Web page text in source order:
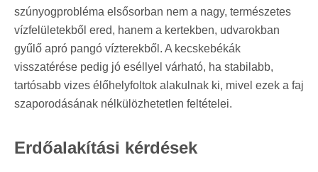
szúnyogprobléma elsősorban nem a nagy, természetes
vízfelületekből ered, hanem a kertekben, udvarokban
gyűlő apró pangó vízterekből. A kecskebékák
visszatérése pedig jó eséllyel várható, ha stabilabb,
tartósabb vizes élőhelyfoltok alakulnak ki, mivel ezek a faj
szaporodásának nélkülözhetetlen feltételei.
Erdőalakítási kérdések